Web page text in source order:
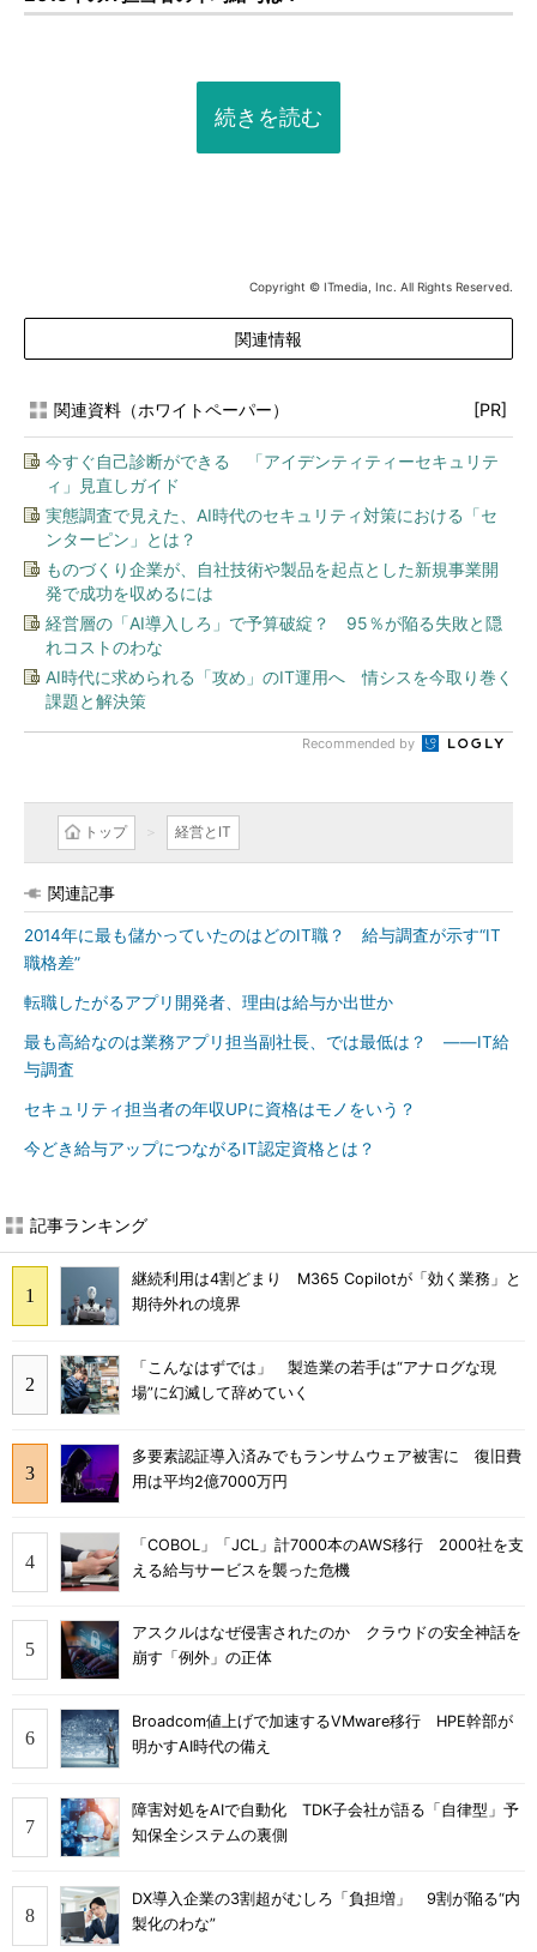
続きを読む
Copyright © ITmedia, Inc. All Rights Reserved.
関連情報
関連資料（ホワイトペーパー） [PR]
今すぐ自己診断ができる 「アイデンティティーセキュリテ
ィ」見直しガイド
実態調査で見えた、AI時代のセキュリティ対策における「セ
ンターピン」とは？
ものづくり企業が、自社技術や製品を起点とした新規事業開
発で成功を収めるには
経営層の「AI導入しろ」で予算破綻？ 95％が陥る失敗と隠
れコストのわな
AI時代に求められる「攻め」のIT運用へ 情シスを今取り巻く
課題と解決策
Recommended by
トップ 経営とIT
関連記事
2014年に最も儲かっていたのはどのIT職？ 給与調査が示す“IT
職格差”
転職したがるアプリ開発者、理由は給与か出世か
最も高給なのは業務アプリ担当副社長、では最低は？ ――IT給
与調査
セキュリティ担当者の年収UPに資格はモノをいう？
今どき給与アップにつながるIT認定資格とは？
記事ランキング
継続利用は4割どまり M365 Copilotが「効く業務」と
期待外れの境界
「こんなはずでは」 製造業の若手は“アナログな現
場”に幻滅して辞めていく
多要素認証導入済みでもランサムウェア被害に 復旧費
用は平均2億7000万円
「COBOL」「JCL」計7000本のAWS移行 2000社を支
える給与サービスを襲った危機
アスクルはなぜ侵害されたのか クラウドの安全神話を
崩す「例外」の正体
Broadcom値上げで加速するVMware移行 HPE幹部が
明かすAI時代の備え
障害対処をAIで自動化 TDK子会社が語る「自律型」予
知保全システムの裏側
DX導入企業の3割超がむしろ「負担増」 9割が陥る“内
製化のわな”